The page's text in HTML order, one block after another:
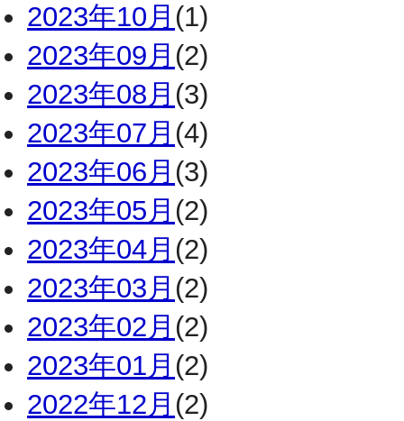
2023年10月 (1)
2023年09月 (2)
2023年08月 (3)
2023年07月 (4)
2023年06月 (3)
2023年05月 (2)
2023年04月 (2)
2023年03月 (2)
2023年02月 (2)
2023年01月 (2)
2022年12月 (2)